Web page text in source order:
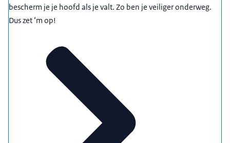
bescherm je je hoofd als je valt. Zo ben je veiliger onderweg.
Dus zet ‘m op!